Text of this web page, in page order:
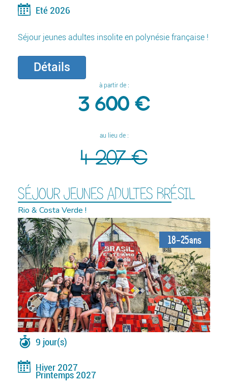
Eté 2026
Séjour jeunes adultes insolite en polynésie française !
Détails
à partir de :
3 600 €
au lieu de :
4 207 €
SÉJOUR JEUNES ADULTES BRÉSIL
Rio & Costa Verde !
18-25ans
9 jour(s)
Hiver 2027
Printemps 2027